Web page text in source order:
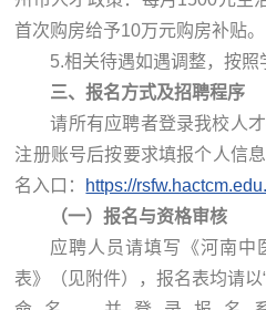
首次购房给予10万元购房补贴。
5.相关待遇如遇调整，按照
三、报名方式及招聘程序
请所有应聘者登录我校人
注册账号后按要求填报个人信
名入口： https://
（一）报名与资格审核
应聘人员请填写《河南中
表》（见附件），报名表均请